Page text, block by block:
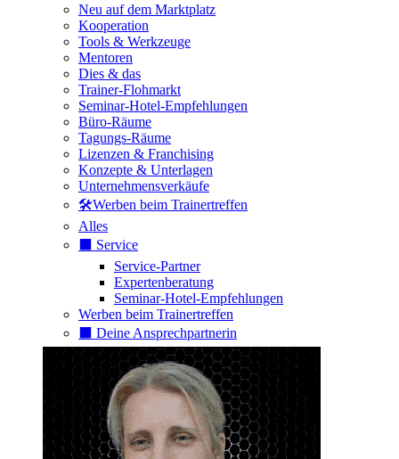
Neu auf dem Marktplatz
Kooperation
Tools & Werkzeuge
Mentoren
Dies & das
Trainer-Flohmarkt
Seminar-Hotel-Empfehlungen
Büro-Räume
Tagungs-Räume
Lizenzen & Franchising
Konzepte & Unterlagen
Unternehmensverkäufe
🛠️Werben beim Trainertreffen
Alles
⬛️ Service
Service-Partner
Expertenberatung
Seminar-Hotel-Empfehlungen
Werben beim Trainertreffen
⬛️ Deine Ansprechpartnerin